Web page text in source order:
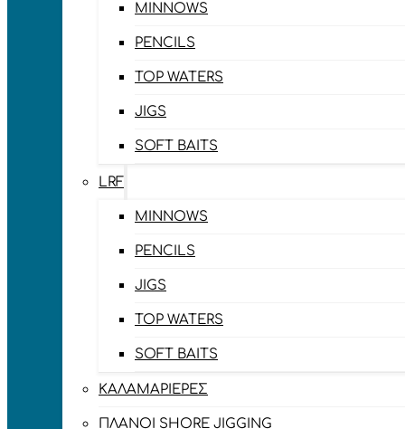
MINNOWS
PENCILS
TOP WATERS
JIGS
SOFT BAITS
LRF
MINNOWS
PENCILS
JIGS
TOP WATERS
SOFT BAITS
ΚΑΛΑΜΑΡΙΈΡΕΣ
ΠΛΆΝΟΙ SHORE JIGGING